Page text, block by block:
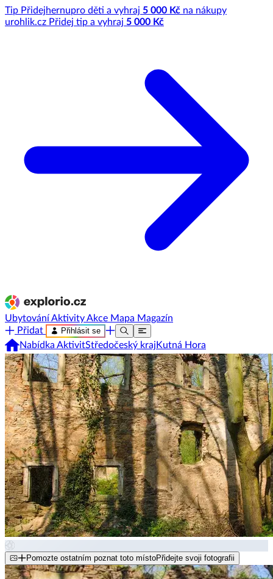
Tip Přidejhernupro děti a vyhraj 5 000 Kč na nákupy
urohlik.cz Přidej tip a vyhraj 5 000 Kč
UbytováníAktivityAkce Mapa Magazín
Přidat
Přihlásit se
Nabídka AktivitStředočeský kraj Kutná Hora
Pomozte ostatním poznat toto místoPřidejte svoji fotografii